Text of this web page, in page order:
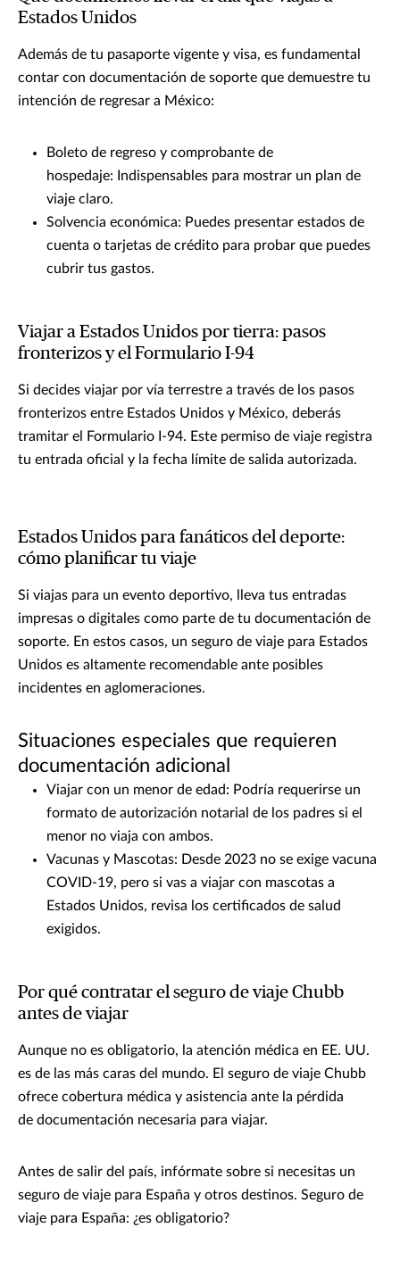
Estados Unidos
Además de tu pasaporte vigente y visa, es fundamental
contar con documentación de soporte que demuestre tu
intención de regresar a México:
Boleto de regreso y comprobante de
hospedaje: Indispensables para mostrar un plan de
viaje claro.
Solvencia económica: Puedes presentar estados de
cuenta o tarjetas de crédito para probar que puedes
cubrir tus gastos.
Viajar a Estados Unidos por tierra: pasos
fronterizos y el Formulario I-94
Si decides viajar por vía terrestre a través de los pasos
fronterizos entre Estados Unidos y México, deberás
tramitar el Formulario I-94. Este permiso de viaje registra
tu entrada oficial y la fecha límite de salida autorizada.
Estados Unidos para fanáticos del deporte:
cómo planificar tu viaje
Si viajas para un evento deportivo, lleva tus entradas
impresas o digitales como parte de tu documentación de
soporte. En estos casos, un seguro de viaje para Estados
Unidos es altamente recomendable ante posibles
incidentes en aglomeraciones.
Situaciones especiales que requieren
documentación adicional
Viajar con un menor de edad: Podría requerirse un
formato de autorización notarial de los padres si el
menor no viaja con ambos.
Vacunas y Mascotas: Desde 2023 no se exige vacuna
COVID-19, pero si vas a viajar con mascotas a
Estados Unidos, revisa los certificados de salud
exigidos.
Por qué contratar el seguro de viaje Chubb
antes de viajar
Aunque no es obligatorio, la atención médica en EE. UU.
es de las más caras del mundo. El seguro de viaje Chubb
ofrece cobertura médica y asistencia ante la pérdida
de documentación necesaria para viajar.
Antes de salir del país, infórmate sobre si necesitas un
seguro de viaje para España y otros destinos. Seguro de
viaje para España: ¿es obligatorio?